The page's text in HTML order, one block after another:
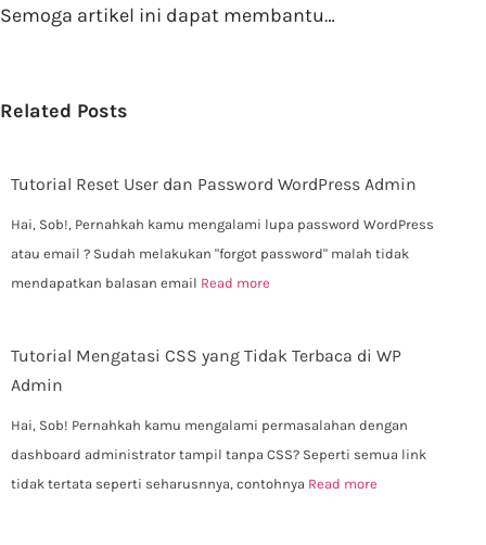
Semoga artikel ini dapat membantu…
Related Posts
Tutorial Reset User dan Password WordPress Admin
Hai, Sob!, Pernahkah kamu mengalami lupa password WordPress
atau email ? Sudah melakukan "forgot password" malah tidak
mendapatkan balasan email Read more
Tutorial Mengatasi CSS yang Tidak Terbaca di WP
Admin
Hai, Sob! Pernahkah kamu mengalami permasalahan dengan
dashboard administrator tampil tanpa CSS? Seperti semua link
tidak tertata seperti seharusnnya, contohnya Read more